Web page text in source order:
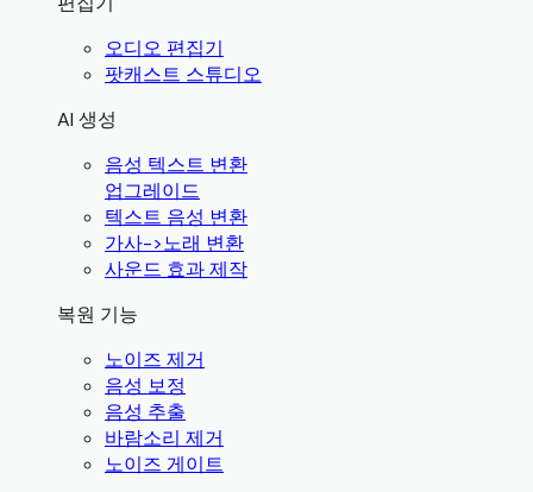
오디오 편집기
팟캐스트 스튜디오
AI 생성
음성 텍스트 변환
업그레이드
텍스트 음성 변환
가사->노래 변환
사운드 효과 제작
복원 기능
노이즈 제거
음성 보정
음성 추출
바람소리 제거
노이즈 게이트